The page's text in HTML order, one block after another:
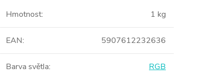
Hmotnost: 1 kg
EAN: 5907612232636
Barva světla: RGB